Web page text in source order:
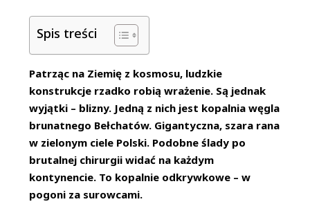
Spis treści
Patrząc na Ziemię z kosmosu, ludzkie
konstrukcje rzadko robią wrażenie. Są jednak
wyjątki – blizny. Jedną z nich jest kopalnia węgla
brunatnego Bełchatów. Gigantyczna, szara rana
w zielonym ciele Polski. Podobne ślady po
brutalnej chirurgii widać na każdym
kontynencie. To kopalnie odkrywkowe – w
pogoni za surowcami.